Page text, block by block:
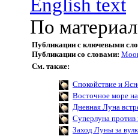
English text
По
Публикации с ключевыми
Публикации со словами:
См. также:
Спокойствие и
Восточное море
Дневная Луна
Суперлуна
Заход Луны за